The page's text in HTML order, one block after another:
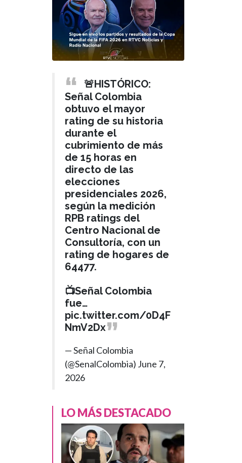
🚨HISTÓRICO:
Señal Colombia
obtuvo el mayor
rating de su historia
durante el
cubrimiento de más
de 15 horas en
directo de las
elecciones
presidenciales 2026,
según la medición
RPB ratings del
Centro Nacional de
Consultoría, con un
rating de hogares de
64477.
📺Señal Colombia
fue…
pic.twitter.com/0D4F
NmV2Dx
— Señal Colombia
(@SenalColombia) June 7,
2026
LO MÁS DESTACADO